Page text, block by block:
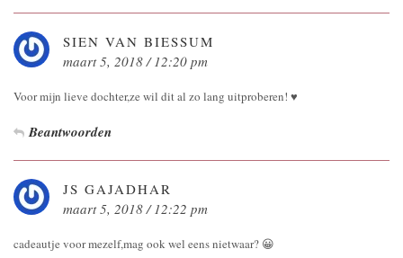
SIEN VAN BIESSUM
maart 5, 2018 / 12:20 pm
Voor mijn lieve dochter,ze wil dit al zo lang uitproberen! ♥
Beantwoorden
JS GAJADHAR
maart 5, 2018 / 12:22 pm
cadeautje voor mezelf,mag ook wel eens nietwaar? 😀